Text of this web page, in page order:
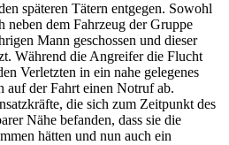
späteren Tätern entgegen. Sowohl
neben dem Fahrzeug der Gruppe
Mann geschossen und dieser
Während die Angreifer die Flucht
Verletzten in ein nahe gelegenes
auf der Fahrt einen Notruf ab.
die sich zum Zeitpunkt des
Nähe befanden, dass sie die
hätten und nun auch ein